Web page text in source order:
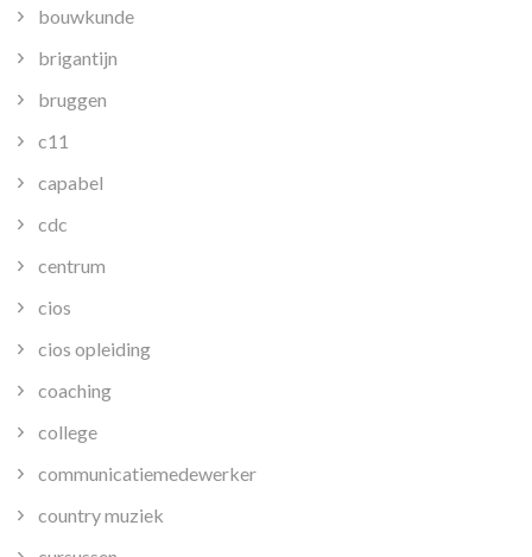
bouwkunde
brigantijn
bruggen
c11
capabel
cdc
centrum
cios
cios opleiding
coaching
college
communicatiemedewerker
country muziek